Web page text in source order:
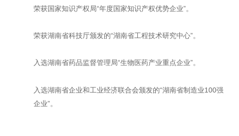
荣获国家知识产权局“年度国家知识产权优势企业”。
荣获湖南省科技厅颁发的“湖南省工程技术研究中心”。
入选湖南省药品监督管理局“生物医药产业重点企业”。
入选湖南省企业和工业经济联合会颁发的“湖南省制造业100强
企业”。